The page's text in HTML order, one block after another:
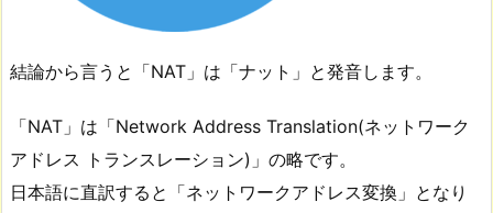
結論から言うと「NAT」は「ナット」と発音します。
「NAT」は「Network Address Translation(ネットワーク
アドレス トランスレーション)」の略です。
日本語に直訳すると「ネットワークアドレス変換」となり